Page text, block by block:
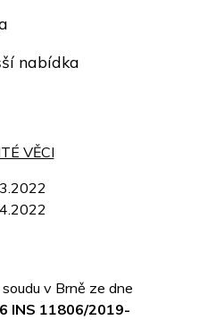
nabídka
VĚCI
v Brně ze dne
INS 11806/2019-